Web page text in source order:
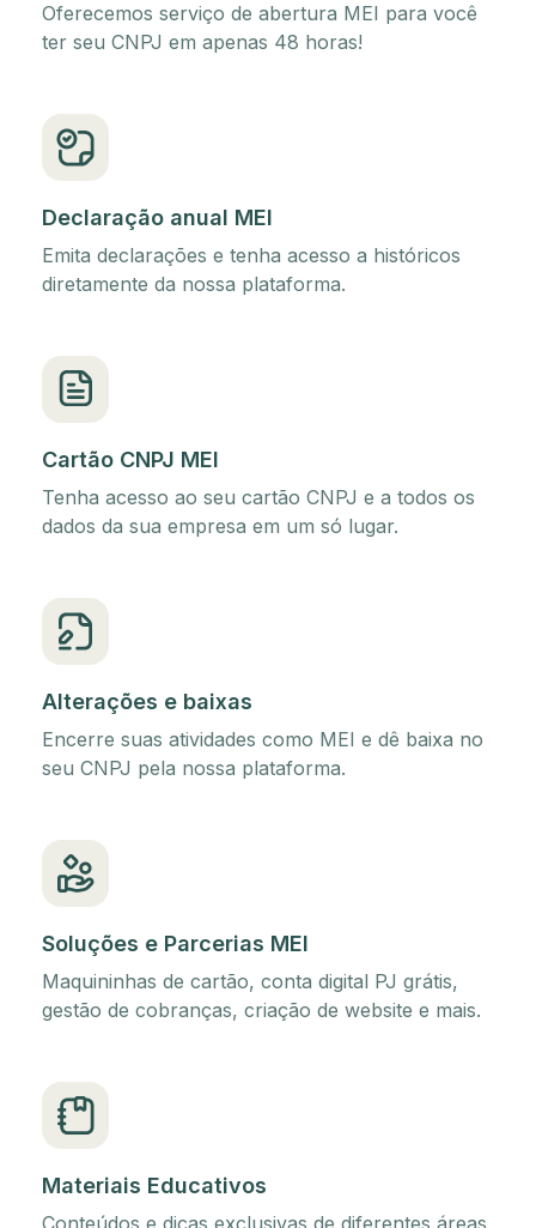
Oferecemos serviço de abertura MEI para você
ter seu CNPJ em apenas 48 horas!
Declaração anual MEI
Emita declarações e tenha acesso a históricos
diretamente da nossa plataforma.
Cartão CNPJ MEI
Tenha acesso ao seu cartão CNPJ e a todos os
dados da sua empresa em um só lugar.
Alterações e baixas
Encerre suas atividades como MEI e dê baixa no
seu CNPJ pela nossa plataforma.
Soluções e Parcerias MEI
Maquininhas de cartão, conta digital PJ grátis,
gestão de cobranças, criação de website e mais.
Materiais Educativos